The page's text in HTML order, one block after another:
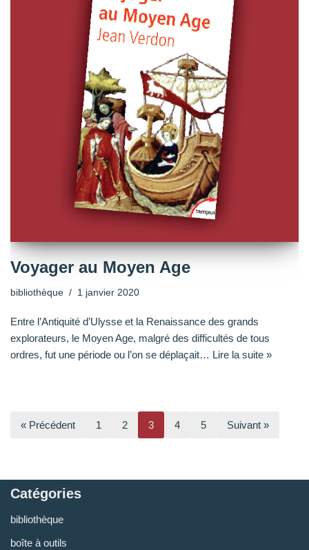
Voyager au Moyen Age
bibliothèque 1 janvier 2020
Entre l’Antiquité d’Ulysse et la Renaissance des grands
explorateurs, le Moyen Age, malgré des difficultés de tous
ordres, fut une période ou l’on se déplaçait… Lire la suite »
« Précédent 1 2 3 4 5 Suivant »
Catégories
bibliothèque
boîte à outils